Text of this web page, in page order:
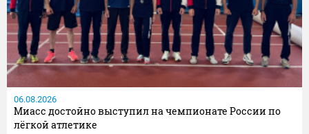
06.08.2026
Миасс достойно выступил на чемпионате России по
лёгкой атлетике